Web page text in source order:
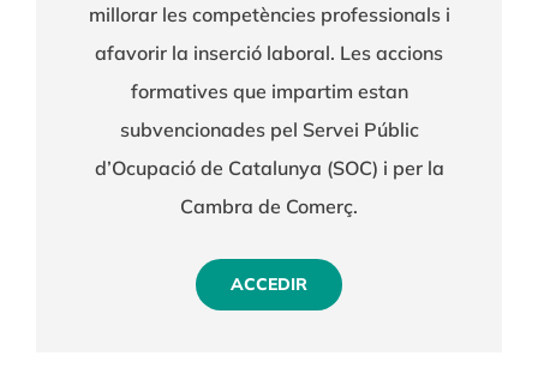
millorar les competències professionals i
afavorir la inserció laboral. Les accions
formatives que impartim estan
subvencionades pel Servei Públic
d’Ocupació de Catalunya (SOC) i per la
Cambra de Comerç.
ACCEDIR